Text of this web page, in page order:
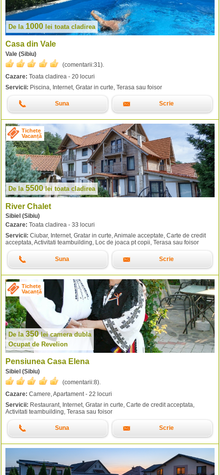
De la 1000 lei toata cladirea
Casa din Vale
Vale (Sibiu)
(comentarii:31 ).
Cazare: Toata cladirea - 20 locuri
Servicii: Piscina, Internet, Gratar in curte, Terasa sau foisor
Suna Scrie
Tichete
Vacanță
De la 5500lei toata cladirea
River Chalet
Sibiel (Sibiu)
Cazare: Toata cladirea - 33 locuri
Servicii: Ciubar, Internet, Gratar in curte, Animale acceptate, Carte de credit
acceptata, Activitati teambuilding, Loc de joaca pt copii, Terasa sau foisor
Suna Scrie
Tichete
Vacanță
De la 350leicamera dubla
Ocupat de Revelion
Pensiunea Casa Elena
Sibiel (Sibiu)
(comentarii:8).
Cazare: Camere, Apartament - 22 locuri
Servicii: Restaurant, Internet, Gratar in curte, Carte de credit acceptata,
Activitati teambuilding, Terasa sau foisor
Suna Scrie